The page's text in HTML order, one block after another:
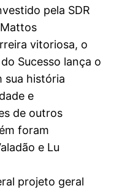
pela SDR
vitoriosa, o
Sucesso lança o
sua história
e
de outros
foram
e Lu
projeto geral